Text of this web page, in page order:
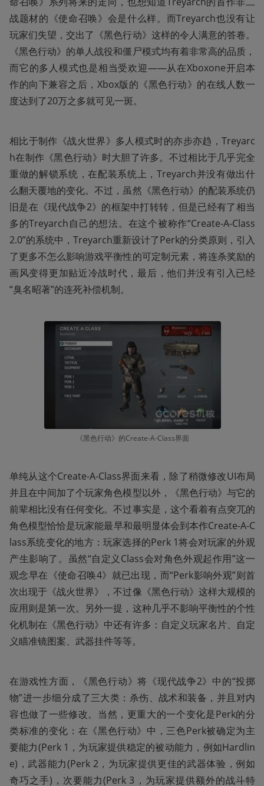
战题材的《使命召唤》会是什么样。而Treyarch也没有让
玩家们失望，交出了《黑色行动》这样的令人满意的答卷。
《黑色行动》的单人战役和僵尸模式均有着非常高的品质，
而它的多人模式也是相当受欢迎——从在Xboxone开启本
作的向下兼容之后，Xbox版的《黑色行动》的在线人数一
度达到了20万之多就可见一斑。
相比于制作《战火世界》多人模式时的亦步亦趋，Treyarc
h在制作《黑色行动》时大胆了许多。不过相比于几乎完全
重做的解锁系统，在配装系统上，Treyarch并没有做出什
么翻天覆地的变化。不过，虽然《黑色行动》的配装系统仍
旧是在《现代战争2》的框架中打转转，但是已经有了相当
多的Treyarch自己的想法。在这个被称作“Create-A-Class
2.0”的系统中，Treyarch重新设计了Perk的分类原则，引入
了更多不怎么影响游戏平衡性的可定制元素，将连杀奖励的
画风变得更加贴近冷战时代，最后，他们并没有引入已经
“臭名昭著”的连死补偿机制。
《黑色行动》的Create-A-Class界面
单纯从这个Create-A-Class界面来看，除了稍微修改UI布局
并且在中间加了个玩家角色模型以外，《黑色行动》与它的
前辈相比没有任何变化。不过事实是，这个看着有点突兀的
角色模型恰恰是玩家能最早和最明显体会到本作Create-A-C
lass系统变化的地方：玩家选择的Perk 1将会对玩家的外观
产生影响了。虽然“自定义Class会对角色外观起作用”这一
观念早在《使命召唤4》就已出现，而“Perk影响外观”则首
次出现于《战火世界》，不过像《黑色行动》这样大规模的
应用则是第一次。另外一提，这种几乎不影响平衡性的个性
化机制在《黑色行动》中还有许多：自定义玩家名片、自定
义瞄准镜图案、武器挂件等等。
在游戏性方面，《黑色行动》将《现代战争2》中的“投掷
物”进一步细分成了三大类：杀伤、战术和装备，并且对内
容也做了一些修改。当然，更重大的一个变化是Perk的分
类标准的变化：在《黑色行动》中，三色Perk被确定为主
要能力(Perk 1，为玩家提供稳定的被动能力，例如Hardlin
e)，武器能力(Perk 2，为玩家提供更佳的武器体验，例如
奇巧之手)，次要能力(Perk 3，为玩家提供额外的战斗特